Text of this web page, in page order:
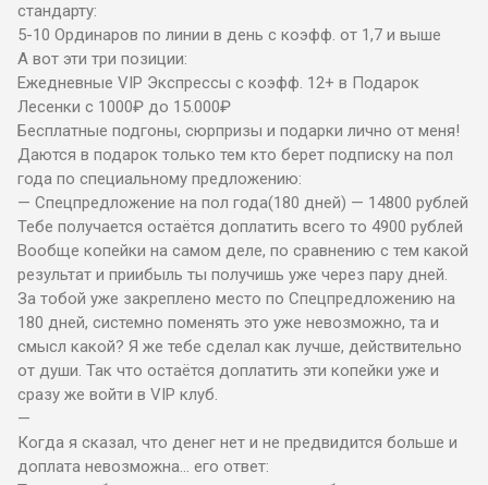
стандарту:
5-10 Ординаров по линии в день с коэфф. от 1,7 и выше
А вот эти три позиции:
Ежедневные VIP Экспрессы с коэфф. 12+ в Подарок
Лесенки с 1000₽ до 15.000₽
Бесплатные подгоны, сюрпризы и подарки лично от меня!
Даются в подарок только тем кто берет подписку на пол
года по специальному предложению:
— Спецпредложение на пол года(180 дней) — 14800 рублей
Тебе получается остаётся доплатить всего то 4900 рублей
Вообще копейки на самом деле, по сравнению с тем какой
результат и приибыль ты получишь уже через пару дней.
За тобой уже закреплено место по Спецпредложению на
180 дней, системно поменять это уже невозможно, та и
смысл какой? Я же тебе сделал как лучше, действительно
от души. Так что остаётся доплатить эти копейки уже и
сразу же войти в VIP клуб.
—
Когда я сказал, что денег нет и не предвидится больше и
доплата невозможна… его ответ: